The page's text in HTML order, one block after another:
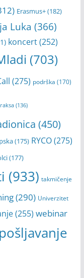
Erasmus+(182)
Luka (366)
koncert(252)
(703)
(275) podrška (170)
(136)
(450)
(175) RYCO(275)
(177)
(933) takmičenje
(290) Univerzitet
(255) webinar